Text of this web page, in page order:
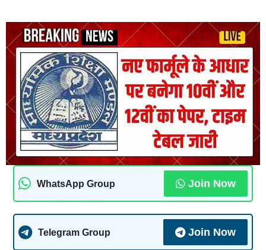
WhatsApp Group Join Now
Telegram Group Join Now